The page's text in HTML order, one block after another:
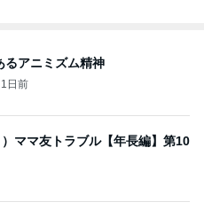
るアニミズム精神
1日前
ママ友トラブル【年長編】第10